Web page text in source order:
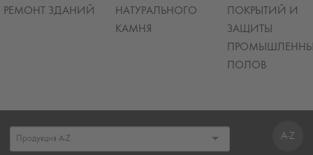
РЕМОНТ ЗДАНИЙ
НАТУРАЛЬНОГО
КАМНЯ
ПОКРЫТИЙ И
ЗАЩИТЫ
ПОЛОВ
A-Z